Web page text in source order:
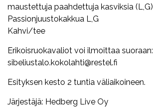
maustettuja paahdettuja kasviksia (L,G)
Passionjuustokakkua L,G
Kahvi/tee
Erikoisruokavaliot voi ilmoittaa suoraan:
sibeliustalo.kokolahti@restel.fi
Esityksen kesto 2 tuntia väliaikoineen.
Järjestäjä: Hedberg Live Oy